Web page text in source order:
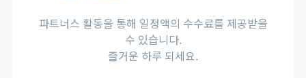
파트너스 활동을 통해 일정액의 수수료를 제공받을
수 있습니다.
즐거운 하루 되세요.